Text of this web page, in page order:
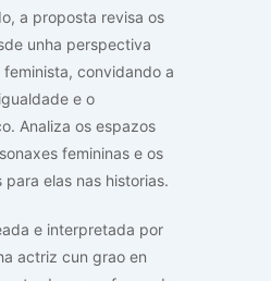
a proposta revisa os
unha perspectiva
convidando a
e o
Analiza os espazos
femininas e os
elas nas historias.
e interpretada por
actriz cun grao en